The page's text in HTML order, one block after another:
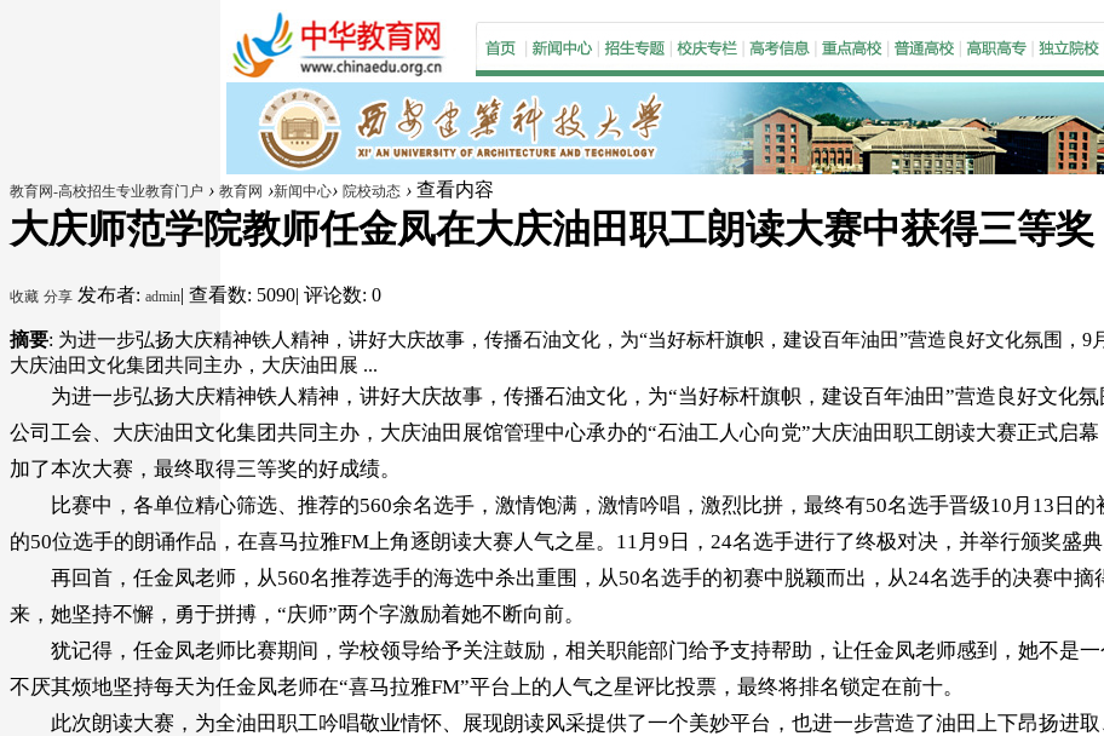
教育网-高校招生专业教育门户 › 教育网 ›新闻中心› 院校动态 › 查看内容
大庆师范学院教师任金凤在大庆油田职工朗读大赛中获得三等奖
收藏 分享 发布者: admin| 查看数: 5090| 评论数: 0
摘要: 为进一步弘扬大庆精神铁人精神，讲好大庆故事，传播石油文化，为“当好标杆旗帜，建设百年油田”营造良好文化氛围，9
大庆油田文化集团共同主办，大庆油田展 ...
为进一步弘扬大庆精神铁人精神，讲好大庆故事，传播石油文化，为“当好标杆旗帜，建设百年油田”营造良好文化
公司工会、大庆油田文化集团共同主办，大庆油田展馆管理中心承办的“石油工人心向党”大庆油田职工朗读大赛正式启
加了本次大赛，最终取得三等奖的好成绩。
比赛中，各单位精心筛选、推荐的560余名选手，激情饱满，激情吟唱，激烈比拼，最终有50名选手晋级10月13日
的50位选手的朗诵作品，在喜马拉雅FM上角逐朗读大赛人气之星。11月9日，24名选手进行了终极对决，并举行颁奖盛
再回首，任金凤老师，从560名推荐选手的海选中杀出重围，从50名选手的初赛中脱颖而出，从24名选手的决赛中
来，她坚持不懈，勇于拼搏，“庆师”两个字激励着她不断向前。
犹记得，任金凤老师比赛期间，学校领导给予关注鼓励，相关职能部门给予支持帮助，让任金凤老师感到，她不是
不厌其烦地坚持每天为任金凤老师在“喜马拉雅FM”平台上的人气之星评比投票，最终将排名锁定在前十。
此次朗读大赛，为全油田职工吟唱敬业情怀、展现朗读风采提供了一个美妙平台，也进一步营造了油田上下昂扬进